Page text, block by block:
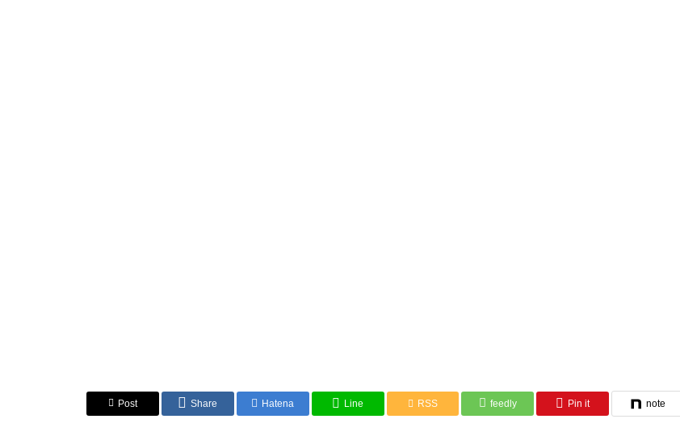
Post Share Hatena Line RSS feedly Pin it note